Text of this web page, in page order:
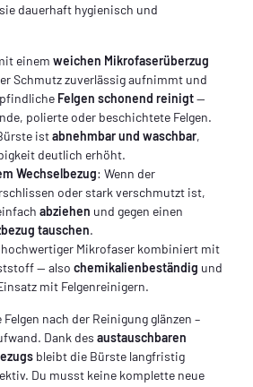
dauerhaft hygienisch und
einem weichen Mikrofaserüberzug
Schmutz zuverlässig aufnimmt und
Felgen schonend reinigt—
polierte oder beschichtete Felgen.
istabnehmbar und waschbar,
deutlich erhöht.
Wechselbezug: Wenn der
oder stark verschmutzt ist,
abziehen und gegen einen
tauschen.
hochwertiger Mikrofaser kombiniert mit
— also chemikalienbeständig und
mit Felgenreinigern.
nach der Reinigung glänzen –
Dank des austauschbaren
bleibt die Bürste langfristig
Du musst keine komplette neue